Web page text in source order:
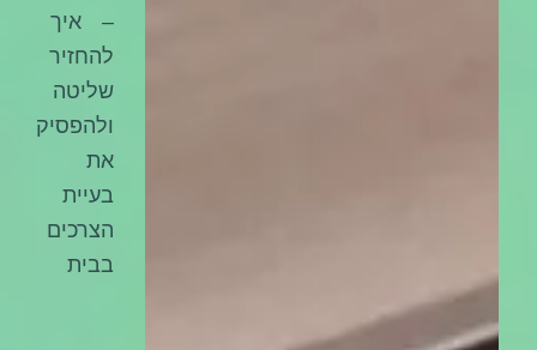
– איך
להחזיר
שליטה
ולהפסיק
את
בעיית
הצרכים
בבית